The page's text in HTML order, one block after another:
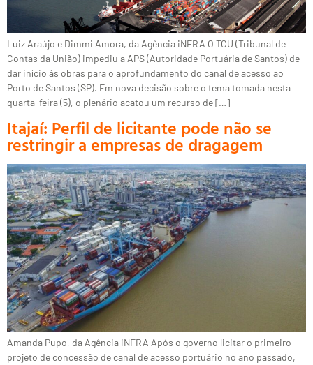
Luiz Araújo e Dimmi Amora, da Agência iNFRA O TCU (Tribunal de
Contas da União) impediu a APS (Autoridade Portuária de Santos) de
dar início às obras para o aprofundamento do canal de acesso ao
Porto de Santos (SP). Em nova decisão sobre o tema tomada nesta
quarta-feira (5), o plenário acatou um recurso de […]
Itajaí: Perfil de licitante pode não se
restringir a empresas de dragagem
Amanda Pupo, da Agência iNFRA Após o governo licitar o primeiro
projeto de concessão de canal de acesso portuário no ano passado,